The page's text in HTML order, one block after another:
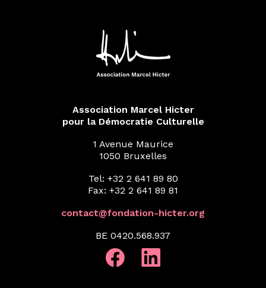
Association Marcel Hicter
pour la Démocratie Culturelle
1 Avenue Maurice
1050 Bruxelles
Tel: +32 2 641 89 80
Fax: +32 2 641 89 81
contact@fondation-hicter.org
BE 0420.568.937